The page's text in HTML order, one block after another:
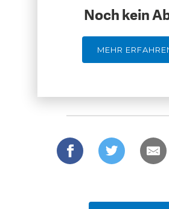
HÖRSAAL
Noch kein
MEHR